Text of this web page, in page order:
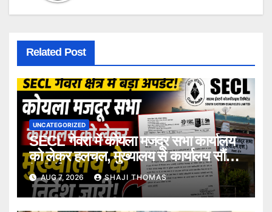
Related Post
UNCATEGORIZED
SECL गेवरा में कोयला मजदूर सभा कार्यालय
को लेकर हलचल, मुख्यालय से कार्यालय सौंपने
के निर्देश।
AUG 7, 2026 SHAJI THOMAS